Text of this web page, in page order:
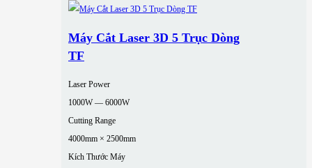
Máy Cắt Laser 3D 5 Trục Dòng
TF
Laser Power
1000W — 6000W
Cutting Range
4000mm × 2500mm
Kích Thước Máy